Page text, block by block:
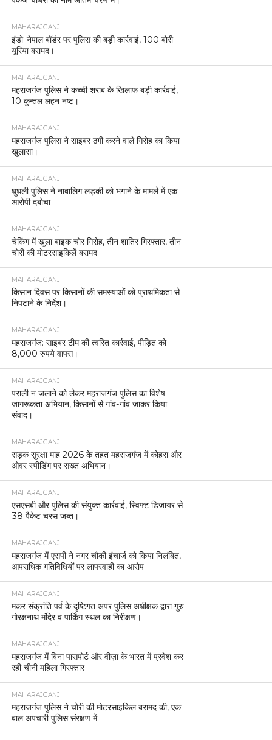
MAHARAJGANJ
इंडो-नेपाल बॉर्डर पर पुलिस की बड़ी कार्रवाई, 100 बोरी
यूरिया बरामद।
MAHARAJGANJ
महराजगंज पुलिस ने कच्ची शराब के खिलाफ बड़ी कार्रवाई,
10 कुन्तल लहन नष्ट।
MAHARAJGANJ
महराजगंज पुलिस ने साइबर ठगी करने वाले गिरोह का किया
खुलासा।
MAHARAJGANJ
घुघली पुलिस ने नाबालिग लड़की को भगाने के मामले में एक
आरोपी दबोचा
MAHARAJGANJ
चेकिंग में खुला बाइक चोर गिरोह, तीन शातिर गिरफ्तार, तीन
चोरी की मोटरसाइकिलें बरामद
MAHARAJGANJ
किसान दिवस पर किसानों की समस्याओं को प्राथमिकता से
निपटाने के निर्देश।
MAHARAJGANJ
महराजगंज: साइबर टीम की त्वरित कार्रवाई, पीड़ित को
8,000 रुपये वापस।
MAHARAJGANJ
पराली न जलाने को लेकर महराजगंज पुलिस का विशेष
जागरूकता अभियान, किसानों से गांव-गांव जाकर किया
संवाद।
MAHARAJGANJ
सड़क सुरक्षा माह 2026 के तहत महराजगंज में कोहरा और
ओवर स्पीडिंग पर सख्त अभियान।
MAHARAJGANJ
एसएसबी और पुलिस की संयुक्त कार्रवाई, स्विफ्ट डिजायर से
38 पैकेट चरस जब्त।
MAHARAJGANJ
महराजगंज में एसपी ने नगर चौकी इंचार्ज को किया निलंबित,
आपराधिक गतिविधियों पर लापरवाही का आरोप
MAHARAJGANJ
मकर संक्रांति पर्व के दृष्टिगत अपर पुलिस अधीक्षक द्वारा गुरु
गोरक्षनाथ मंदिर व पार्किंग स्थल का निरीक्षण।
MAHARAJGANJ
महराजगंज में बिना पासपोर्ट और वीज़ा के भारत में प्रवेश कर
रही चीनी महिला गिरफ्तार
MAHARAJGANJ
महराजगंज पुलिस ने चोरी की मोटरसाइकिल बरामद की, एक
बाल अपचारी पुलिस संरक्षण में